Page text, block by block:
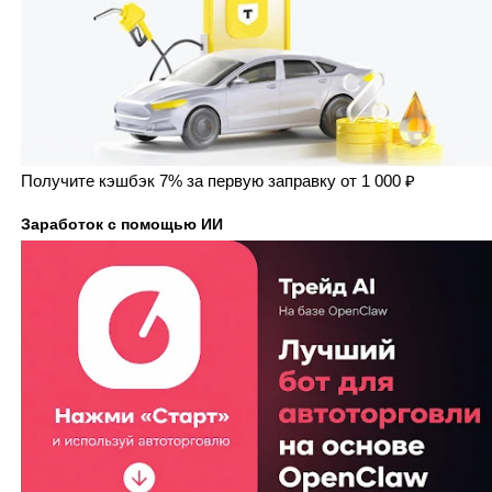
Получите кэшбэк 7% за первую заправку от 1 000 ₽
Заработок с помощью ИИ